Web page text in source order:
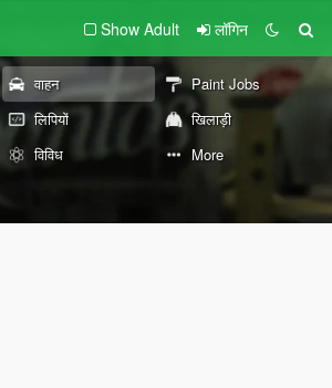
Show Adult लॉगिन
वाहन
Paint Jobs
लिपियों
खिलाड़ी
विविध More